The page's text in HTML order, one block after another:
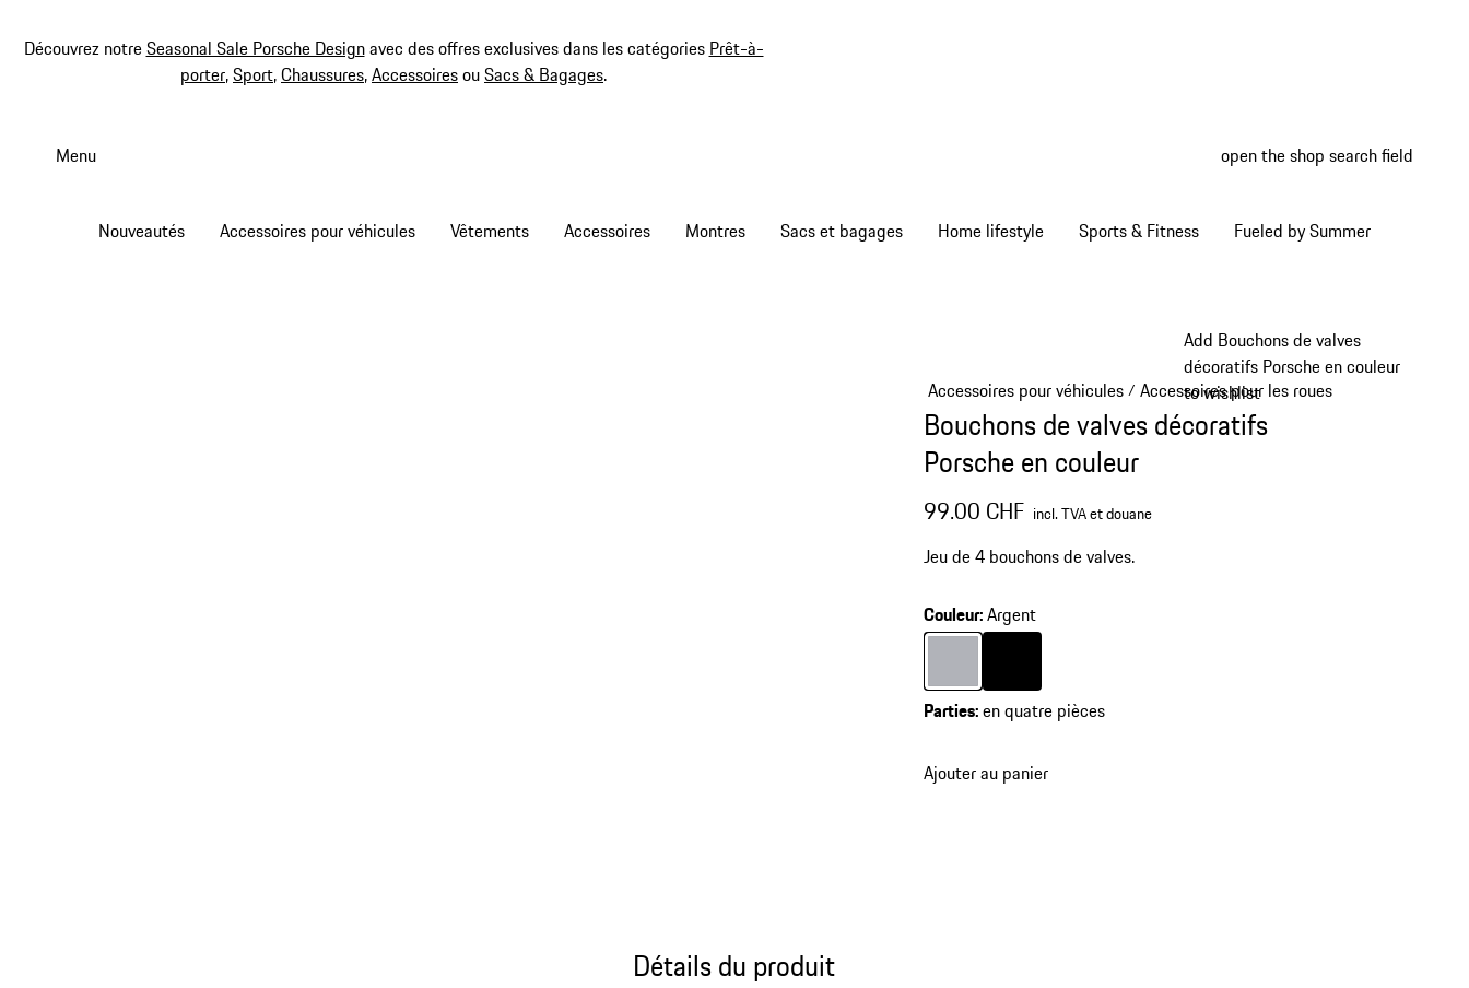
Découvrez notreSeasonal Sale Porsche Designavec des offres exclusives dans les catégories Prêt-à-
porter,Sport,Chaussures,AccessoiresouSacs & Bagages.
Menu open the shop search field
Nouveautés Accessoires pour véhicules Vêtements Accessoires Montres Sacs et bagages Home lifestyle Sports & Fitness Fueled by Summer
Add Bouchons de valves
décoratifs Porsche en couleur
to wishlist
Accessoires pour véhicules/ Accessoires pour les roues
Bouchons de valves décoratifs
Porsche en couleur
99.00 CHF incl. TVA et douane
Jeu de 4 bouchons de valves.
Couleur:Argent
CouleurArgent
Couleur
Parties:en quatre pièces
Ajouter au panier
Détails du produit